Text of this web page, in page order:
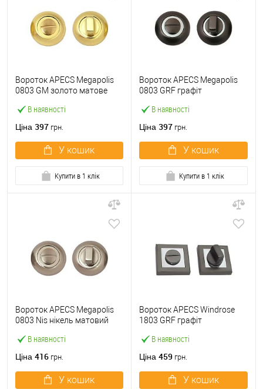
В наявності
Вороток APECS Megapolis
0803 GM золото матове
Ціна 397 грн.
У кошик
Купити в 1 клік
В наявності
Вороток APECS Megapolis
0803 GRF графіт
Ціна 397 грн.
У кошик
Купити в 1 клік
В наявності
Вороток APECS Megapolis
0803 Nis нікель матовий
Ціна 416 грн.
У кошик
В наявності
Вороток APECS Windrose
1803 GRF графіт
Ціна 459 грн.
У кошик